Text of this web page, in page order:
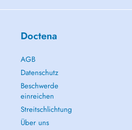
Doctena
AGB
Datenschutz
Beschwerde
einreichen
Streitschlichtung
Über uns